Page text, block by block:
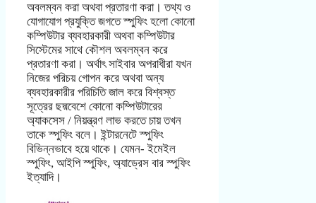
অবলম্বন করা অথবা প্রতারণা করা। তথ্য ও
যোগাযোগ প্রযুক্তি জগতে স্পুফিং হলো কোনো
কম্পিউটার ব্যবহারকারী অথবা কম্পিউটার
সিস্টেমের সাথে কৌশল অবলম্বন করে
প্রতারণা করা। অর্থাৎ সাইবার অপরাধীরা যখন
নিজের পরিচয় গোপন করে অথবা অন্য
ব্যবহারকারীর পরিচিতি জাল করে বিশ্বস্ত
সূত্রের ছদ্মবেশে কোনো কম্পিউটারের
অ্যাকসেস / নিয়ন্ত্রণ লাভ করতে চায় তখন
তাকে স্পুফিং বলে। ইন্টারনেটে স্পুফিং
বিভিন্নভাবে হয়ে থাকে। যেমন- ইমেইল
স্পুফিং, আইপি স্পুফিং, অ্যাড্রেস বার স্পুফিং
ইত্যাদি।